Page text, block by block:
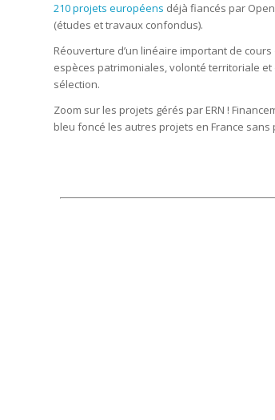
210 projets européens déjà fiancés par
(études et travaux confondus).
Réouverture d’un linéaire important de
espèces patrimoniales, volonté territoriale
sélection.
Zoom sur les projets gérés par ERN !
bleu foncé les autres projets en France sans